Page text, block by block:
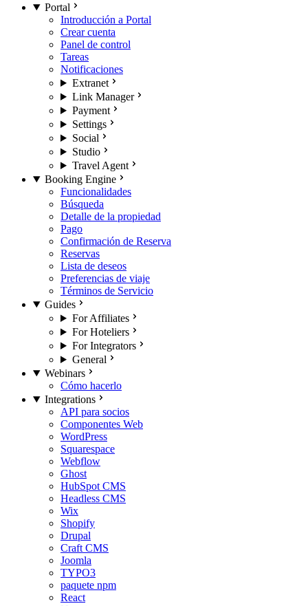
Portal
Introducción a Portal
Crear cuenta
Panel de control
Tareas
Notificaciones
Extranet
Link Manager
Payment
Settings
Social
Studio
Travel Agent
Booking Engine
Funcionalidades
Búsqueda
Detalle de la propiedad
Pago
Confirmación de Reserva
Reservas
Lista de deseos
Preferencias de viaje
Términos de Servicio
Guides
For Affiliates
For Hoteliers
For Integrators
General
Webinars
Cómo hacerlo
Integrations
API para socios
Componentes Web
WordPress
Squarespace
Webflow
Ghost
HubSpot CMS
Headless CMS
Wix
Shopify
Drupal
Craft CMS
Joomla
TYPO3
paquete npm
React